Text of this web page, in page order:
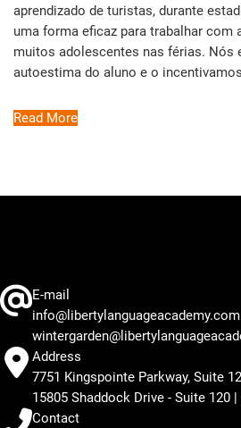
aprendizado de turistas, durante
uma forma eficaz para trabalhar com
muitos adolescentes nas férias. Nós
autoestima do aluno e o
Read More
E-mail
info@libertylanguageacademy.com
Address
7751 Kingspointe Parkway, Suite
15805 Shaddock Drive - Suite 120
Contact